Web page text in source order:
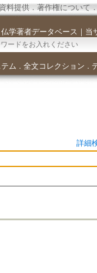
資料提供． 著作権について．
仏学著者データベース ｜ 当
ム ． 全文コレクション ．
詳細